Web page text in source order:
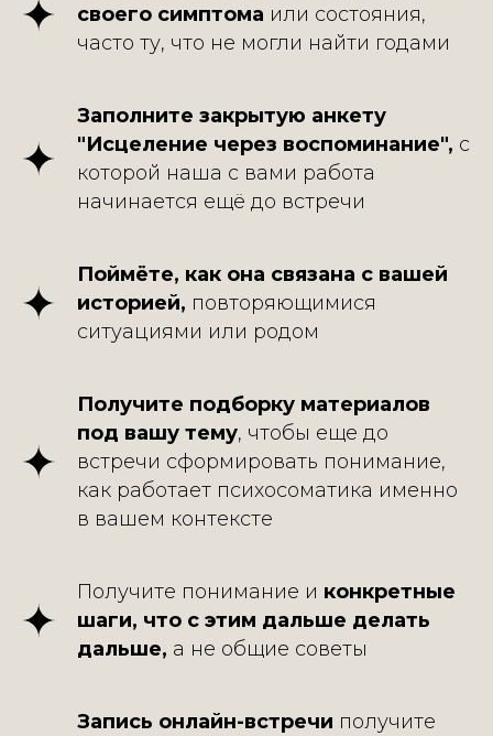
своего симптома или состояния,
часто ту, что не могли найти годами
Заполните закрытую анкету
"Исцеление через воспоминание", с
которой наша с вами работа
начинается ещё до встречи
Поймёте, как она связана с вашей
историей, повторяющимися
ситуациями или родом
Получите подборку материалов
под вашу тему, чтобы еще до
встречи сформировать понимание,
как работает психосоматика именно
в вашем контексте
Получите понимание и конкретные
шаги, что с этим дальше делать
дальше, а не общие советы
Запись онлайн-встречи получите